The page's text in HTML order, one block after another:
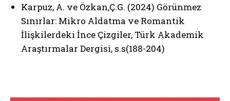
Karpuz, A. ve Özkan,Ç.G. (2024) Görünmez
Sınırlar: Mikro Aldatma ve Romantik
İlişkilerdeki İnce Çizgiler, Türk Akademik
Araştırmalar Dergisi, s.s(188-204)